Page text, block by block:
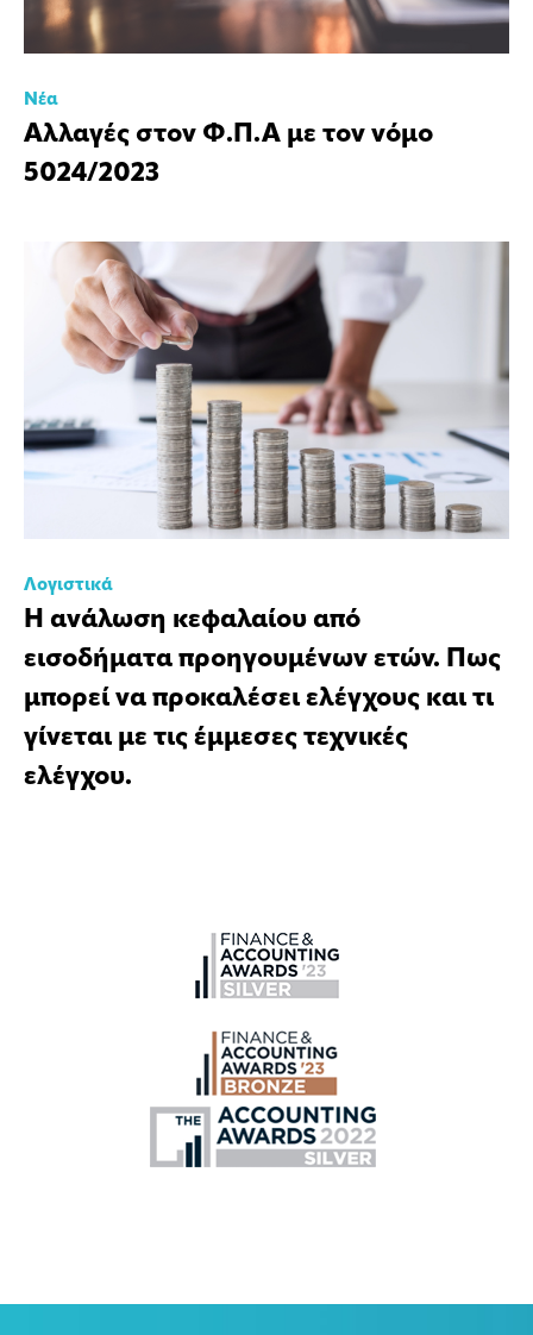
Νέα
Αλλαγές στον Φ.Π.Α με τον νόμο
5024/2023
Λογιστικά
Η ανάλωση κεφαλαίου από
εισοδήματα προηγουμένων ετών. Πως
μπορεί να προκαλέσει ελέγχους και τι
γίνεται με τις έμμεσες τεχνικές
ελέγχου.